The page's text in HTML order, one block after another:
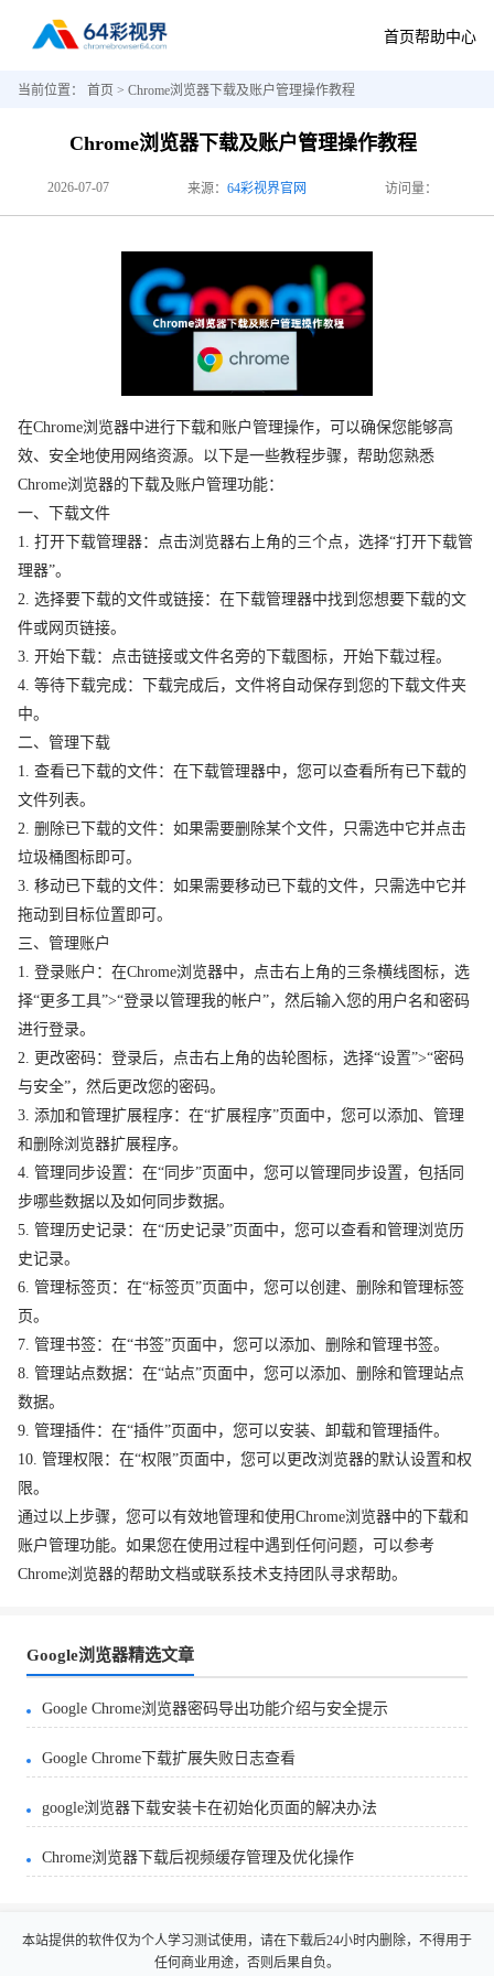
首页帮助中心
当前位置： 首页 > Chrome浏览器下载及账户管理操作教程
Chrome浏览器下载及账户管理操作教程
2026-07-07 来源： 64彩视界官网 访问量：
在Chrome浏览器中进行下载和账户管理操作，可以确保您能够高
效、安全地使用网络资源。以下是一些教程步骤，帮助您熟悉
Chrome浏览器的下载及账户管理功能：
一、下载文件
1. 打开下载管理器：点击浏览器右上角的三个点，选择“打开下载管
理器”。
2. 选择要下载的文件或链接：在下载管理器中找到您想要下载的文
件或网页链接。
3. 开始下载：点击链接或文件名旁的下载图标，开始下载过程。
4. 等待下载完成：下载完成后，文件将自动保存到您的下载文件夹
中。
二、管理下载
1. 查看已下载的文件：在下载管理器中，您可以查看所有已下载的
文件列表。
2. 删除已下载的文件：如果需要删除某个文件，只需选中它并点击
垃圾桶图标即可。
3. 移动已下载的文件：如果需要移动已下载的文件，只需选中它并
拖动到目标位置即可。
三、管理账户
1. 登录账户：在Chrome浏览器中，点击右上角的三条横线图标，选
择“更多工具”>“登录以管理我的帐户”，然后输入您的用户名和密码
进行登录。
2. 更改密码：登录后，点击右上角的齿轮图标，选择“设置”>“密码
与安全”，然后更改您的密码。
3. 添加和管理扩展程序：在“扩展程序”页面中，您可以添加、管理
和删除浏览器扩展程序。
4. 管理同步设置：在“同步”页面中，您可以管理同步设置，包括同
步哪些数据以及如何同步数据。
5. 管理历史记录：在“历史记录”页面中，您可以查看和管理浏览历
史记录。
6. 管理标签页：在“标签页”页面中，您可以创建、删除和管理标签
页。
7. 管理书签：在“书签”页面中，您可以添加、删除和管理书签。
8. 管理站点数据：在“站点”页面中，您可以添加、删除和管理站点
数据。
9. 管理插件：在“插件”页面中，您可以安装、卸载和管理插件。
10. 管理权限：在“权限”页面中，您可以更改浏览器的默认设置和权
限。
通过以上步骤，您可以有效地管理和使用Chrome浏览器中的下载和
账户管理功能。如果您在使用过程中遇到任何问题，可以参考
Chrome浏览器的帮助文档或联系技术支持团队寻求帮助。
Google浏览器精选文章
Google Chrome浏览器密码导出功能介绍与安全提示
Google Chrome下载扩展失败日志查看
google浏览器下载安装卡在初始化页面的解决办法
Chrome浏览器下载后视频缓存管理及优化操作
本站提供的软件仅为个人学习测试使用，请在下载后24小时内删除，不得用于
任何商业用途，否则后果自负。